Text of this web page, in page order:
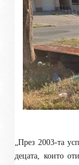
„През 2003-та
децата, които